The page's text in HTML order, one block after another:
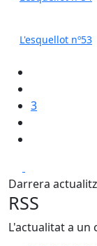
L'esquellot nº53
3
Darrera
RSS
L'actualitat a un